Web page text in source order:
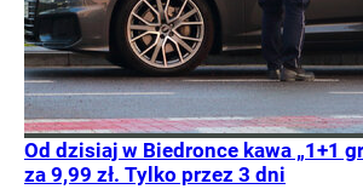
Od dzisiaj w Biedronce kawa „1+1
za 9,99 zł. Tylko przez 3 dni